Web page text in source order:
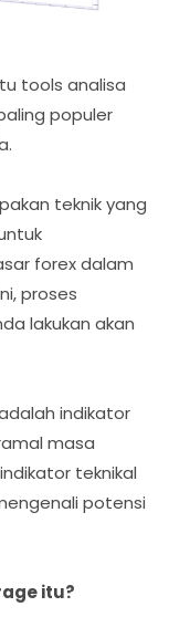
tools analisa
populer
teknik yang
forex dalam
proses
lakukan akan
indikator
masa
teknikal
potensi
itu?